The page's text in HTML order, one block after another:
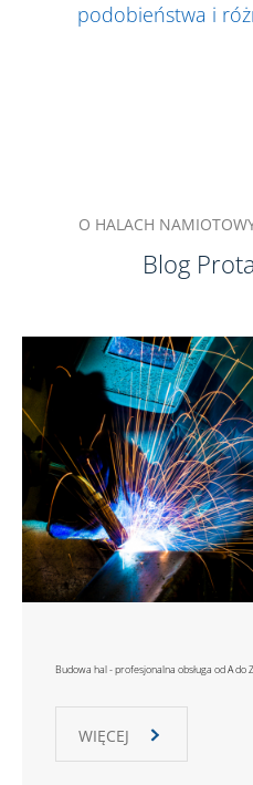
podobieństwa i
O HALACH
Blog
Budowa hal - profesjonalna obsługa od A do Z
WIĘCEJ